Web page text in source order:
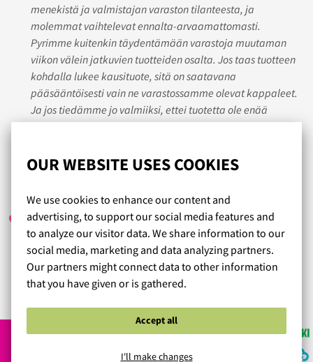
OUR WEBSITE USES COOKIES
We use cookies to enhance our content and
advertising, to support our social media features and
to analyze our visitor data. We share information to our
social media, marketing and data analyzing partners.
Our partners might connect data to other information
that you have given or is gathered.
Accept all
I'll make changes
menekistä ja valmistajan varaston tilanteesta, ja
molemmat vaihtelevat ennalta-arvaamattomasti.
Pyrimme kuitenkin täydentämään varastoja muutaman
viikon välein jatkuvien tuotteiden osalta. Jos taas tuotteen
kohdalla lukee kausituote, sitä on saatavana
pääsääntöisesti vain ne varastossamme olevat kappaleet.
Ja jos tiedämme jo valmiiksi, ettei tuotetta ole enää
mahdollista saada lisää kauden aikana, ei myöskään
Ystävällinen palvelu